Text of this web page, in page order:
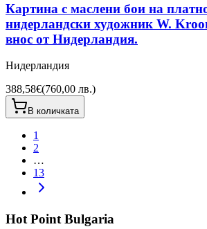
Картина с маслени бои на
нидерландски художник W.
внос от Нидерландия.
Нидерландия
388,58€(760,00 лв.)
В количката
1
2
…
13
Hot Point Bulgaria